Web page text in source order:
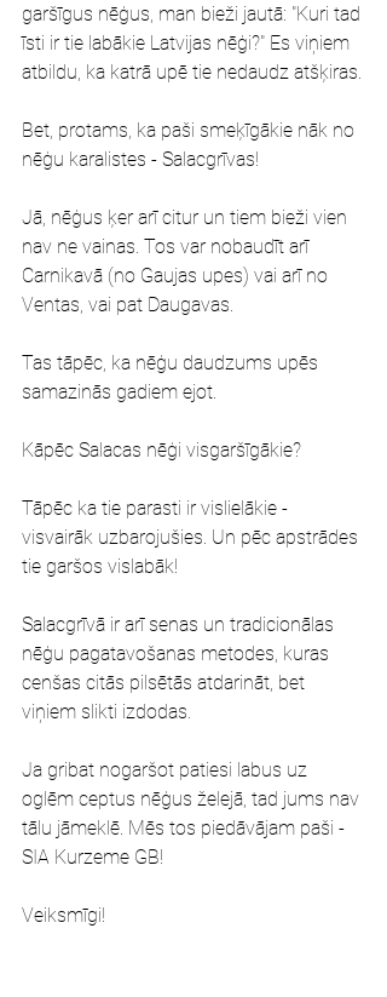
garšīgus nēģus, man bieži jautā: "Kuri tad
īsti ir tie labākie Latvijas nēģi?" Es viņiem
atbildu, ka katrā upē tie nedaudz atšķiras.
Bet, protams, ka paši smeķīgākie nāk no
nēģu karalistes - Salacgrīvas!
Jā, nēģus ķer arī citur un tiem bieži vien
nav ne vainas. Tos var nobaudīt arī
Carnikavā (no Gaujas upes) vai arī no
Ventas, vai pat Daugavas.
Tas tāpēc, ka nēģu daudzums upēs
samazinās gadiem ejot.
Kāpēc Salacas nēģi visgaršīgākie?
Tāpēc ka tie parasti ir vislielākie -
visvairāk uzbarojušies. Un pēc apstrādes
tie garšos vislabāk!
Salacgrīvā ir arī senas un tradicionālas
nēģu pagatavošanas metodes, kuras
cenšas citās pilsētās atdarināt, bet
viņiem slikti izdodas.
Ja gribat nogaršot patiesi labus uz
oglēm ceptus nēģus želejā, tad jums nav
tālu jāmeklē. Mēs tos piedāvājam paši -
SIA Kurzeme GB!
Veiksmīgi!